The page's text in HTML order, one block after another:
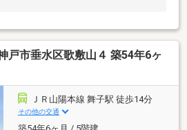
戸市垂水区歌敷山４ 築54年6ヶ
ＪＲ山陽本線 舞子駅 徒歩14分
その他の交通